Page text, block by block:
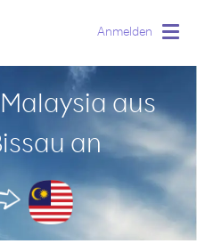
Anmelden
aus
an